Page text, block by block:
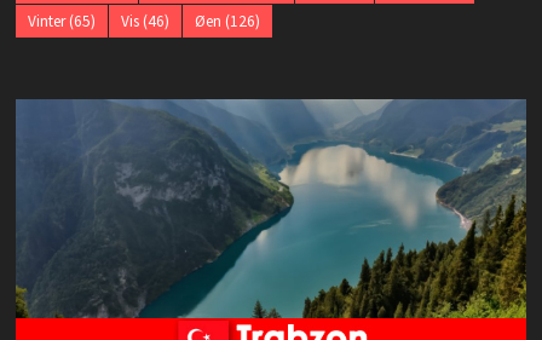
Vinter(65) Vis(46) Øen (126)